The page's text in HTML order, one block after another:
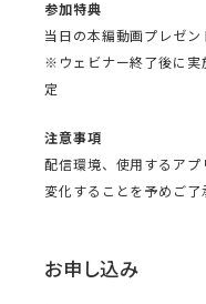
参加特典
当日の本編動画プレゼン
※ウェビナー終了後に実
定
注意事項
配信環境、使用するア
変化することを予めご了
お申し込み